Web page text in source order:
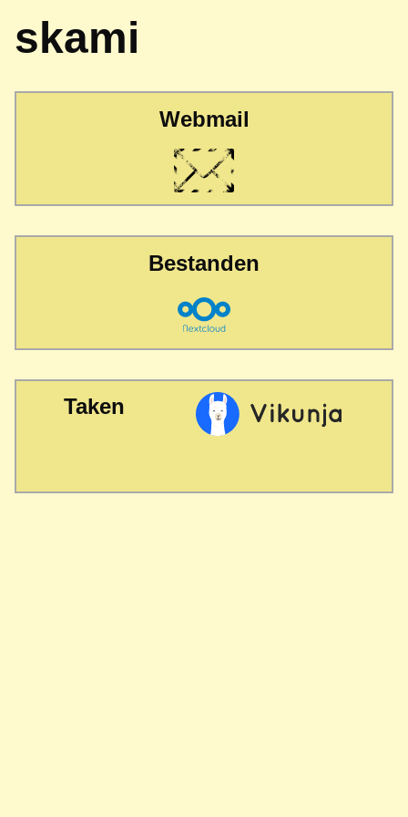
skami
Webmail
Bestanden
Taken